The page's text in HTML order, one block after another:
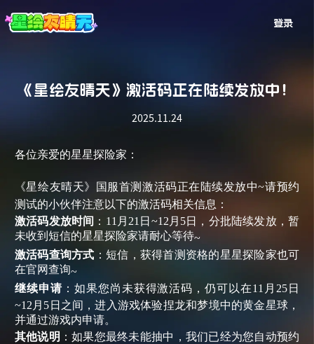
登录
《星绘友晴天》激活码正在陆续发放中！
2025.11.24
各位亲爱的星星探险家：
《星绘友晴天》国服首测激活码正在陆续发放中~请预约
测试的小伙伴注意以下的激活码相关信息：
激活码发放时间 ： 11月21日 ~12月5日， 分批陆续发放，暂
未收到短信的星星探险家请耐心等待~
激活码查询方式 ： 短信，获得首测资格的星星探险家也可
在官网查询~
继续申请：如果您尚未获得激活码，仍可以在11月25日
~12月5日之间，进入游戏体验捏龙和梦境中的黄金星球，
并通过游戏内申请。
其他说明 ：如果您最终未能抽中，我们已经为您自动预约